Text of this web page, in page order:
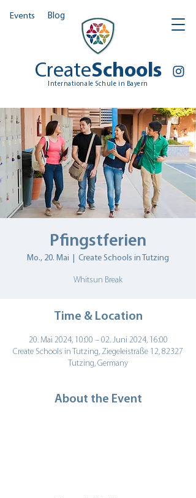
Events Blog
CreateSchools
Internationale Schule in Bayern
Pfingstferien
Mo., 20. Mai Create Schools in Tutzing
Whitsun Break
Time & Location
20. Mai 2024, 10:00 – 02. Juni 2024, 16:00
Create Schools in Tutzing, Ziegeleistraße 12, 82327
Tutzing, Germany
About the Event